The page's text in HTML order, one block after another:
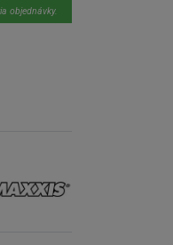
objednávky.